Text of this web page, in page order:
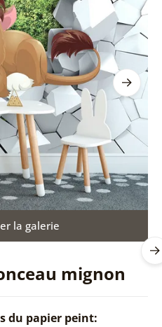
mignon
la galerie
du papier peint: